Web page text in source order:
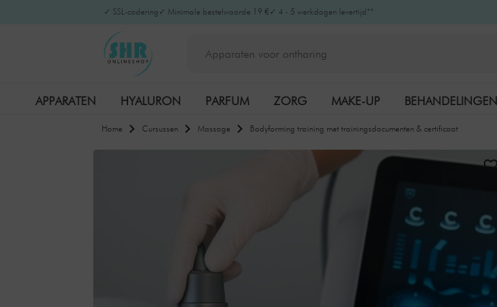
✓ SSL-codering ✓ Minimale bestelwaarde 19 € ✓ 4 - 5 werkdagen levertijd**
APPARATEN HYALURON PARFUM ZORG MAKE-UP BEHANDELINGEN
K-BEAUTY
Home Cursussen Massage Bodyforming training met trainingsdocumenten & certificaat